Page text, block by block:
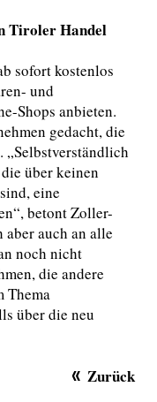
Tiroler Handel
sofort kostenlos
und
Shops anbieten.
gedacht, die
über keinen
eine
betont Zoller-
aber auch an alle
noch nicht
die andere
Thema
über die neu
Zurück